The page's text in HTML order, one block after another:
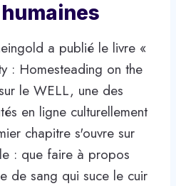
a publié le livre «
: Homesteading on the
le WELL, une des
en ligne culturellement
chapitre s'ouvre sur
: que faire à propos
de sang qui suce le cuir